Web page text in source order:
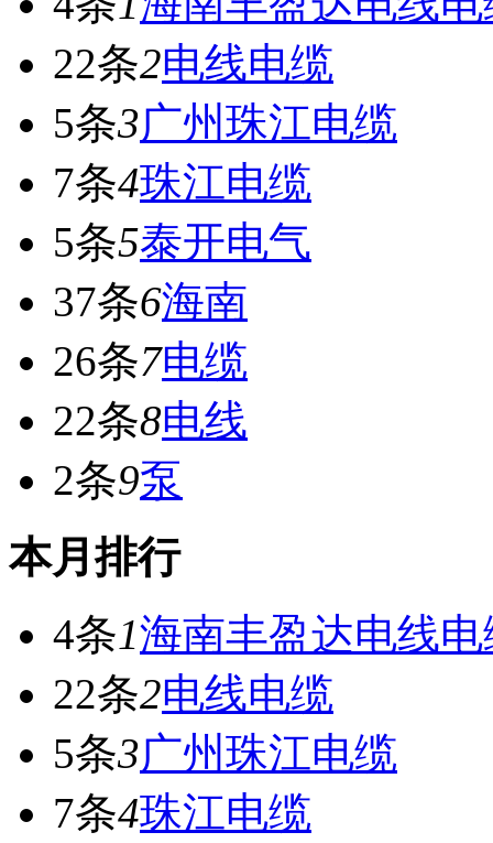
22条2电线电缆
5条3广州珠江电缆
7条4珠江电缆
5条5泰开电气
37条6海南
26条7电缆
22条8电线
2条9泵
本月排行
4条1海南丰盈达电线电
22条2电线电缆
5条3广州珠江电缆
7条4珠江电缆